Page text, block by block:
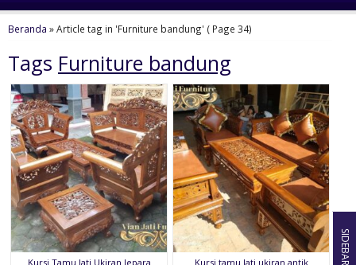
Beranda »Article tag in 'Furniture bandung' ( Page 34)
Tags Furniture bandung
Kursi Tamu Jati Ukiran Jepara Kursi tamu Jati ukiran antik SIDEBAR